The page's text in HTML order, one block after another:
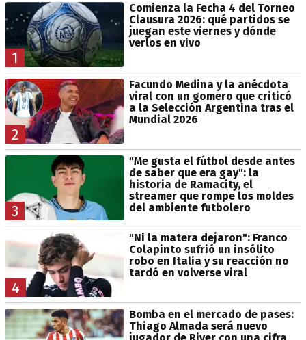
1
Comienza la Fecha 4 del Torneo
Clausura 2026: qué partidos se
juegan este viernes y dónde
verlos en vivo
2
Facundo Medina y la anécdota
viral con un gomero que criticó
a la Selección Argentina tras el
Mundial 2026
3
"Me gusta el fútbol desde antes
de saber que era gay": la
historia de Ramacity, el
streamer que rompe los moldes
del ambiente futbolero
4
"Ni la matera dejaron": Franco
Colapinto sufrió un insólito
robo en Italia y su reacción no
tardó en volverse viral
Bomba en el mercado de pases:
Thiago Almada será nuevo